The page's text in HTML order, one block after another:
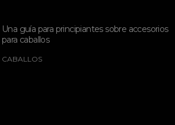
Una guía para principiantes sobre accesorios
para caballos
CABALLOS